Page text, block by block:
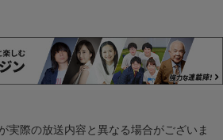
実際の放送内容と異なる場合がございま